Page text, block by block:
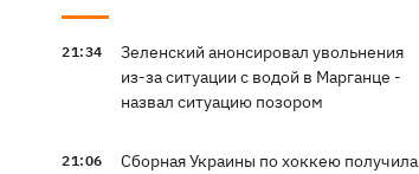
21:34
Зеленский анонсировал увольнения
из-за ситуации с водой в Марганце -
назвал ситуацию позором
21:06
Сборная Украины по хоккею получила